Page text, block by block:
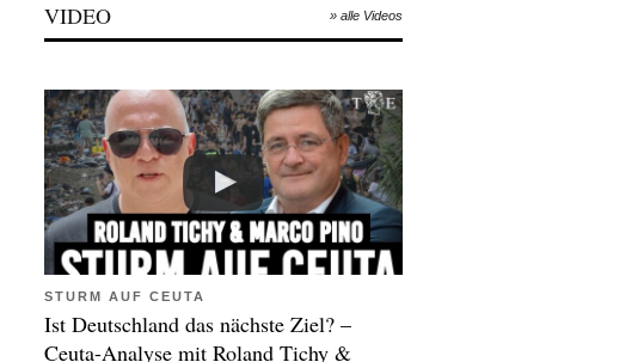
VIDEO » alle Videos
STURM AUF CEUTA
Ist Deutschland das nächste Ziel? –
Ceuta-Analyse mit Roland Tichy &